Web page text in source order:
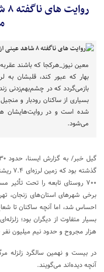
بازمی‌گردد که در چشم‌بهم‌زدنی
شده است و در روایت‌هایشان
می‌شود.
گذشته
۷۰۰ روستای تابعه را تحت
برخی شهرهای استان‌های زنجان،
هزار مجروح و حدود نیم میلیون نفر
در بیست و نهمین سالگرد زلزله
آنچه دیده‌اند می‌گویند.